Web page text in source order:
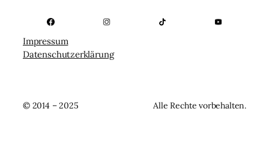
Impressum
Datenschutzerklärung
© 2014 – 2025 Alle Rechte vorbehalten.